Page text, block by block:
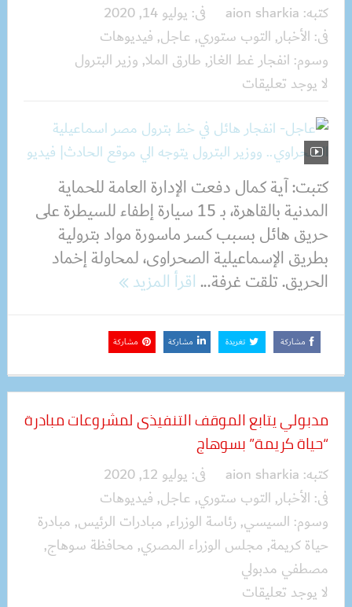
كتبه: aion sharkia فى: يوليو 14, 2020
فى: الأخبار, التوب ستوري, عاجل, فيديوهات
وسوم: انفجار غط الغاز, طارق الملا, وزير البترول
لا يوجد تعليقات
كتبت: آية كمال دفعت الإدارة العامة للحماية
المدنية بالقاهرة، بـ 15 سيارة إطفاء للسيطرة على
حريق هائل بسبب كسر ماسورة مواد بترولية
بطريق الإسماعيلية الصحراوى، لمحاولة إخماد
الحريق. تلقت غرفة...اقرأ المزيد
مشاركة تغريدة مشاركة مشاركة
مدبولي يتابع الموقف التنفيذى لمشروعات مبادرة
“حياة كريمة” بسوهاج
كتبه: aion sharkia فى: يوليو 12, 2020
فى: الأخبار, التوب ستوري, عاجل, فيديوهات
وسوم: السيسي, رئاسة الوزراء, مبادرات الرئيس, مبادرة
حياة كريمة, مجلس الوزراء المصري, محافظة سوهاج,
مصطفي مدبولي
لا يوجد تعليقات